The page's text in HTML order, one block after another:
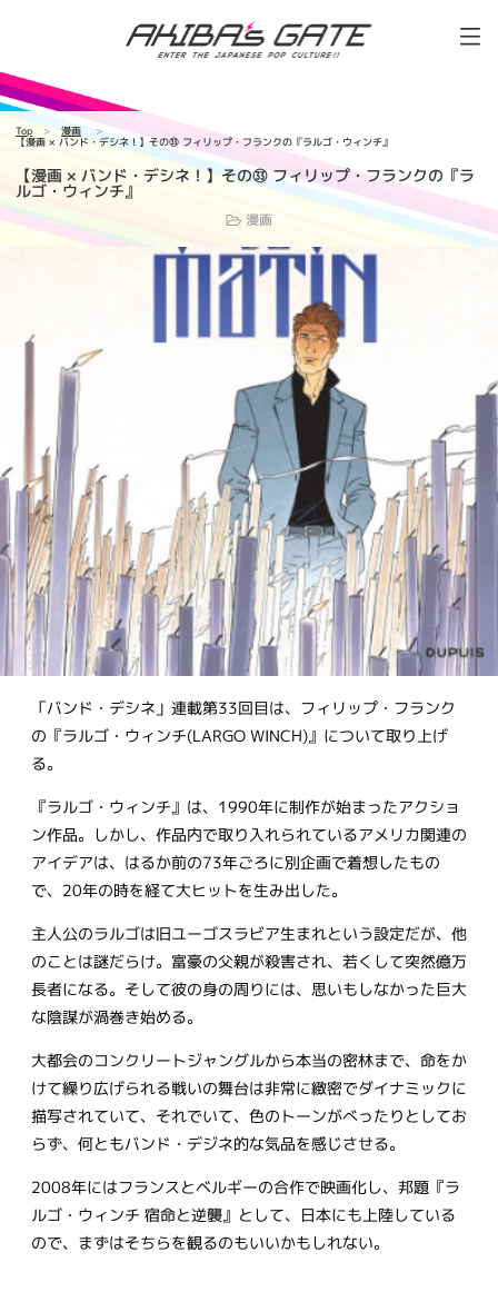
Top 漫画
【漫画 × バンド・デシネ！】その㉝ フィリップ・フランクの『ラルゴ・ウィンチ』
【漫画 × バンド・デシネ！】その㉝ フィリップ・フランクの『ラ
ルゴ・ウィンチ』
漫画
「バンド・デシネ」連載第33回目は、フィリップ・フランク
の『ラルゴ・ウィンチ(LARGO WINCH)』について取り上げ
る。
『ラルゴ・ウィンチ』は、1990年に制作が始まったアクショ
ン作品。しかし、作品内で取り入れられているアメリカ関連の
アイデアは、はるか前の73年ごろに別企画で着想したもの
で、20年の時を経て大ヒットを生み出した。
主人公のラルゴは旧ユーゴスラビア生まれという設定だが、他
のことは謎だらけ。富豪の父親が殺害され、若くして突然億万
長者になる。そして彼の身の周りには、思いもしなかった巨大
な陰謀が渦巻き始める。
大都会のコンクリートジャングルから本当の密林まで、命をか
けて繰り広げられる戦いの舞台は非常に緻密でダイナミックに
描写されていて、それでいて、色のトーンがべったりとしてお
らず、何ともバンド・デジネ的な気品を感じさせる。
2008年にはフランスとベルギーの合作で映画化し、邦題『ラ
ルゴ・ウィンチ 宿命と逆襲』として、日本にも上陸している
ので、まずはそちらを観るのもいいかもしれない。